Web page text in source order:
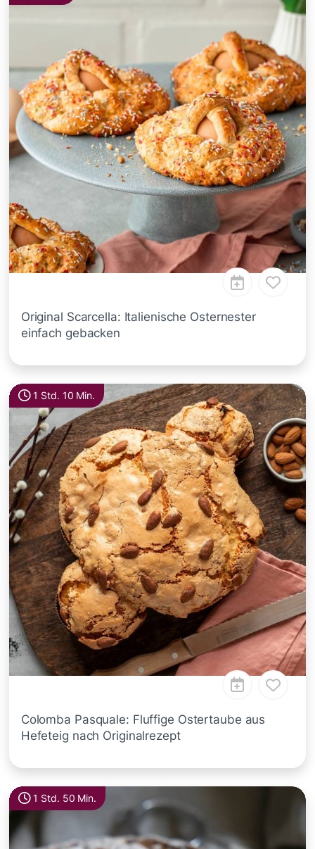
Original Scarcella: Italienische Osternester
einfach gebacken
1 Std. 10 Min.
Colomba Pasquale: Fluffige Ostertaube aus
Hefeteig nach Originalrezept
1 Std. 50 Min.